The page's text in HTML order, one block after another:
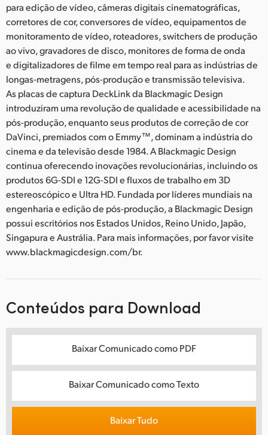
para edição de vídeo, câmeras digitais cinematográficas,
corretores de cor, conversores de vídeo, equipamentos de
monitoramento de vídeo, roteadores, switchers de produção
ao vivo, gravadores de disco, monitores de forma de onda
e digitalizadores de filme em tempo real para as indústrias de
longas-metragens, pós-produção e transmissão televisiva.
As placas de captura DeckLink da Blackmagic Design
introduziram uma revolução de qualidade e acessibilidade na
pós-produção, enquanto seus produtos de correção de cor
DaVinci, premiados com o Emmy™, dominam a indústria do
cinema e da televisão desde 1984. A Blackmagic Design
continua oferecendo inovações revolucionárias, incluindo os
produtos 6G-SDI e 12G-SDI e fluxos de trabalho em 3D
estereoscópico e Ultra HD. Fundada por líderes mundiais na
engenharia e edição de pós-produção, a Blackmagic Design
possui escritórios nos Estados Unidos, Reino Unido, Japão,
Singapura e Austrália. Para mais informações, por favor visite
www.blackmagicdesign.com/br.
Conteúdos para Download
Baixar Comunicado como PDF
Baixar Comunicado como Texto
Baixar Tudo